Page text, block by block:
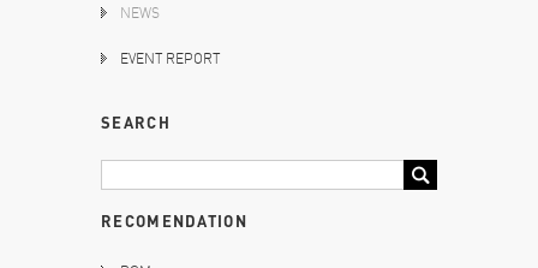
NEWS
EVENT REPORT
SEARCH
RECOMENDATION